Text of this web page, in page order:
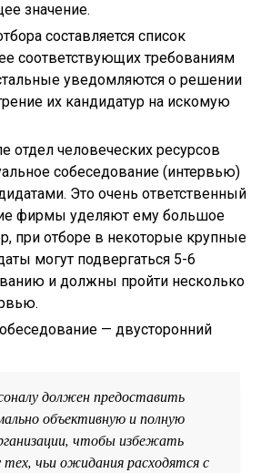
значение.
составляется список
соответствующих требованиям
уведомляются о решении
их кандидатур на искомую
отдел человеческих ресурсов
собеседование (интервью)
Это очень ответственный
фирмы уделяют ему большое
при отборе в некоторые крупные
могут подвергаться 5-6
и долж­ны пройти несколько
— двусторонний
должен предоставить
объективную и полную
чтобы избежать
чьи ожидания расходят­ся с